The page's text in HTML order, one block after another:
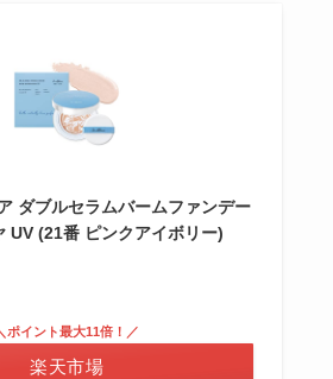
ダブルセラムバームファンデー
UV (21番 ピンクアイボリー)
ポイント最大11倍！／
楽天市場